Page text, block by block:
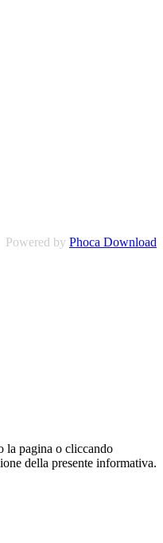
Powered by Phoca Download
la pagina o cliccando
della presente informativa.